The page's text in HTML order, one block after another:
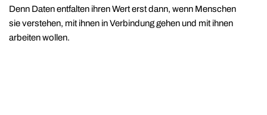
Denn Daten entfalten ihren Wert erst dann, wenn Menschen
sie verstehen, mit ihnen in Verbindung gehen und mit ihnen
arbeiten wollen.